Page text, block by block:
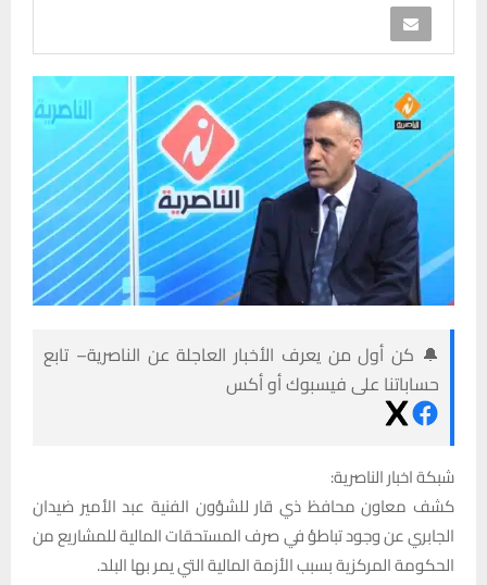
🔔 كن أول من يعرف الأخبار العاجلة عن الناصرية– تابع
حساباتنا على فيسبوك أو أكس
شبكة اخبار الناصرية:
كشف معاون محافظ ذي قار للشؤون الفنية عبد الأمير ضيدان
الجابري عن وجود تباطؤ في صرف المستحقات المالية للمشاريع من
الحكومة المركزية بسبب الأزمة المالية التي يمر بها البلد.